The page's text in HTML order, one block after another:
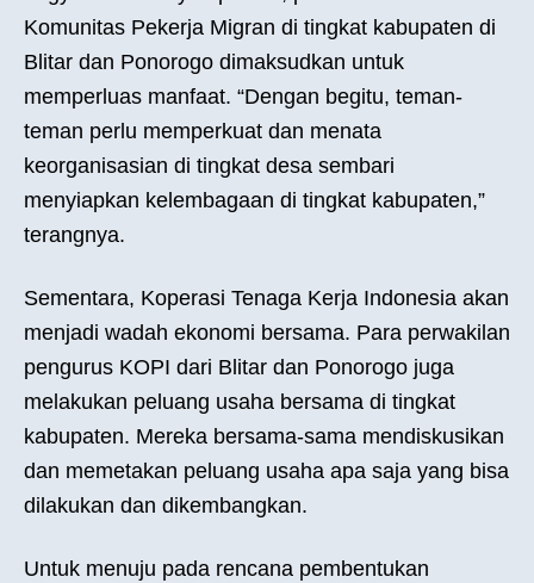
Komunitas Pekerja Migran di tingkat kabupaten di
Blitar dan Ponorogo dimaksudkan untuk
memperluas manfaat. “Dengan begitu, teman-
teman perlu memperkuat dan menata
keorganisasian di tingkat desa sembari
menyiapkan kelembagaan di tingkat kabupaten,”
terangnya.
Sementara, Koperasi Tenaga Kerja Indonesia akan
menjadi wadah ekonomi bersama. Para perwakilan
pengurus KOPI dari Blitar dan Ponorogo juga
melakukan peluang usaha bersama di tingkat
kabupaten. Mereka bersama-sama mendiskusikan
dan memetakan peluang usaha apa saja yang bisa
dilakukan dan dikembangkan.
Untuk menuju pada rencana pembentukan